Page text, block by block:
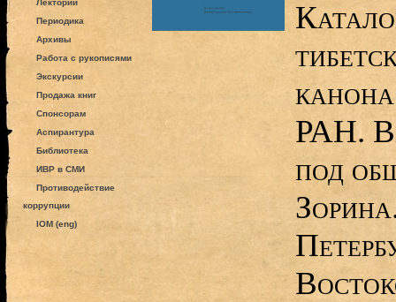
Лекторий
Периодика
Архивы
Работа с рукописями
Экскурсии
Продажа книг
Спонсорам
Аспирантура
Библиотека
ИВР в СМИ
Противодействие
коррупции
IOM (eng)
РАН.
под